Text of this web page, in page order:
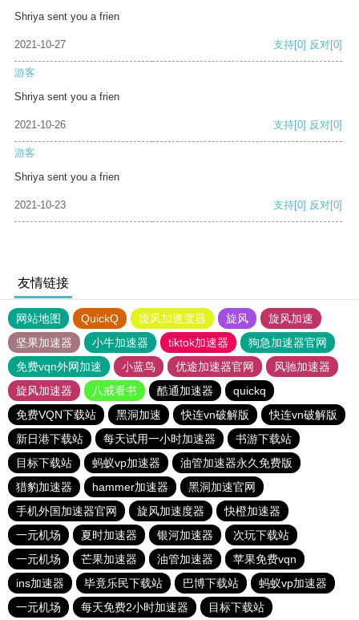
Shriya sent you a frien
2021-10-27 支持[0] 反对[0]
游客
Shriya sent you a frien
2021-10-26 支持[0] 反对[0]
游客
Shriya sent you a frien
2021-10-23 支持[0] 反对[0]
友情链接
网站地图 QuickQ 旋风加速度器 旋风
旋风加速
坚果加速器
小牛加速器 tiktok加速器
狗急加速器官网
免费vqn外网加速
小蓝鸟 优途加速器官网
风驰加速器
旋风加速器
八戒看书 酷通加速器
quickq
免费VQN下载站
黑洞加速 快连vn破解版
快连vn破解版
新日港下载站
每天试用一小时加速器
书游下载站
目标下载站
蚂蚁vp加速器
油管加速器永久免费版
猎豹加速器
hammer加速器
黑洞加速官网
手机外国加速器官网
旋风加速度器
快橙加速器
一元机场
夏时加速器 银河加速器
次玩下载站
一元机场
芒果加速器 油管加速器
苹果免费vqn
ins加速器
毕竟乐民下载站 巴博下载站
蚂蚁vp加速器
一元机场
每天免费2小时加速器 目标下载站